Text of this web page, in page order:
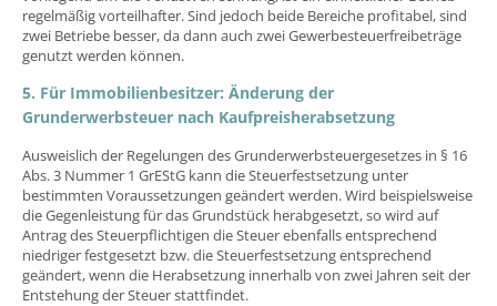
regelmäßig vorteilhafter. Sind jedoch beide Bereiche profitabel, sind
zwei Betriebe besser, da dann auch zwei Gewerbesteuerfreibeträge
genutzt werden können.
5. Für Immobilienbesitzer: Änderung der
Grunderwerbsteuer nach Kaufpreisherabsetzung
Ausweislich der Regelungen des Grunderwerbsteuergesetzes in § 16
Abs. 3 Nummer 1 GrEStG kann die Steuerfestsetzung unter
bestimmten Voraussetzungen geändert werden. Wird beispielsweise
die Gegenleistung für das Grundstück herabgesetzt, so wird auf
Antrag des Steuerpflichtigen die Steuer ebenfalls entsprechend
niedriger festgesetzt bzw. die Steuerfestsetzung entsprechend
geändert, wenn die Herabsetzung innerhalb von zwei Jahren seit der
Entstehung der Steuer stattfindet.